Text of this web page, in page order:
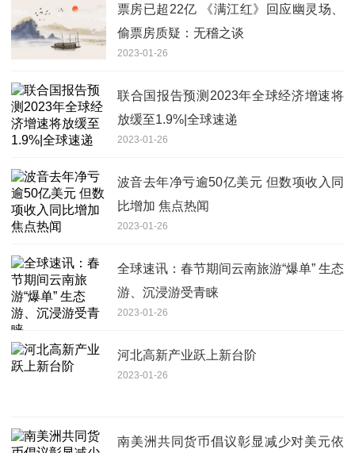
票房已超22亿 《满江红》回应幽灵场、
偷票房质疑：无稽之谈
2023-01-26
联合国报告预测2023年全球经济增速将
放缓至1.9%|全球速递
2023-01-26
波音去年净亏逾50亿美元 但数项收入同
比增加 焦点热闻
2023-01-26
全球速讯：春节期间云南旅游“爆单” 生态
游、沉浸游受青睐
2023-01-26
河北高新产业跃上新台阶
2023-01-26
南美洲共同货币倡议彰显减少对美元依